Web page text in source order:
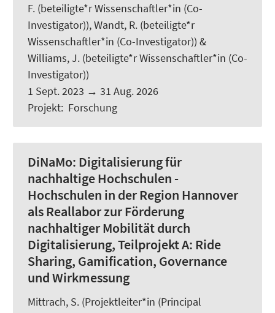
F. (beteiligte*r Wissenschaftler*in (Co-
Investigator)),Wandt, R. (beteiligte*r
Wissenschaftler*in (Co-Investigator)) &
Williams, J. (beteiligte*r Wissenschaftler*in (Co-
Investigator))
1 Sept. 2023 → 31 Aug. 2026
Projekt: Forschung
DiNaMo: Digitalisierung für
nachhaltige Hochschulen -
Hochschulen in der Region Hannover
als Reallabor zur Förderung
nachhaltiger Mobilität durch
Digitalisierung, Teilprojekt A: Ride
Sharing, Gamification, Governance
und Wirkmessung
Mittrach, S. (Projektleiter*in (Principal